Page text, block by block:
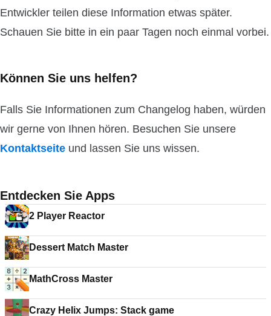
Entwickler teilen diese Information etwas später.
Schauen Sie bitte in ein paar Tagen noch einmal vorbei.
Können Sie uns helfen?
Falls Sie Informationen zum Changelog haben, würden
wir gerne von Ihnen hören. Besuchen Sie unsere
Kontaktseite und lassen Sie uns wissen.
Entdecken Sie Apps
2 Player Reactor
Dessert Match Master
MathCross Master
Crazy Helix Jumps: Stack game